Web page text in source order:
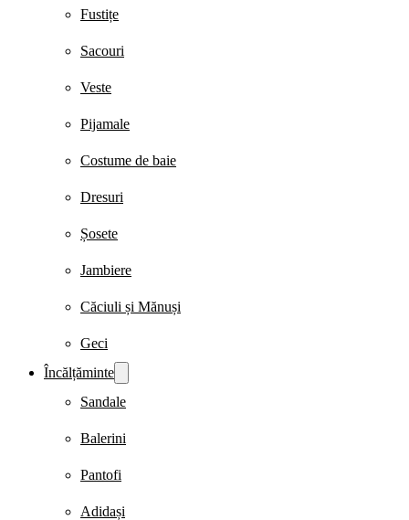
Fustițe
Sacouri
Veste
Pijamale
Costume de baie
Dresuri
Șosete
Jambiere
Căciuli și Mănuși
Geci
Încălțăminte
Sandale
Balerini
Pantofi
Adidași